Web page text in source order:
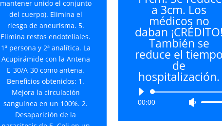
mantener unido el conjunto
del cuerpo). Elimina el
riesgo de aneurisma. 5.
Elimina restos endoteliales.
1ª persona y 2ª analítica. La
Acupirámide con la Antena
E-30/A-30 como antena.
Beneficios obtenidos: 1.
Mejora la circulación
sanguínea en un 100%. 2.
Desaparición de la
o
disminuir
el
volumen.
a 3cm. Los
médicos no
daban ¡CRÉDITO!
También se
reduce el tiempo
de
hospitalización.
Reproductor
00:00
Utiliza